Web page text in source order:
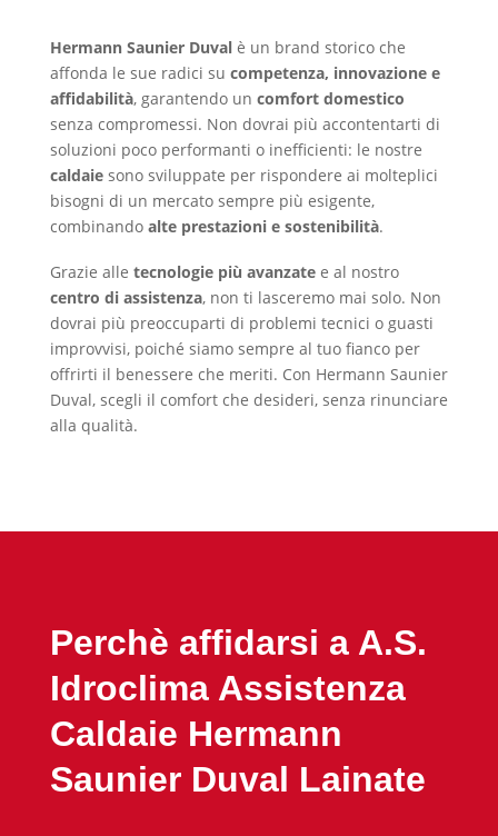
Hermann Saunier Duvalè un brand storico che
affonda le sue radici su competenza, innovazione e
affidabilità, garantendo un comfort domestico
senza compromessi. Non dovrai più accontentarti di
soluzioni poco performanti o inefficienti: le nostre
caldaiesono sviluppate per rispondere ai molteplici
bisogni di un mercato sempre più esigente,
combinando alte prestazioni e sostenibilità.
Grazie alle tecnologie più avanzatee al nostro
centro di assistenza, non ti lasceremo mai solo. Non
dovrai più preoccuparti di problemi tecnici o guasti
improvvisi, poiché siamo sempre al tuo fianco per
offrirti il benessere che meriti. Con Hermann Saunier
Duval, scegli il comfort che desideri, senza rinunciare
alla qualità.
Perchè affidarsi a A.S.
Idroclima Assistenza
Caldaie Hermann
Saunier Duval Lainate